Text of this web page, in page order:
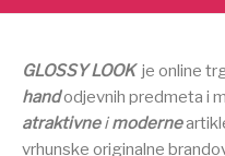
GLOSSY LOOK je online
handodjevnih predmeta i
atraktivneimoderne
vrhunske originalne